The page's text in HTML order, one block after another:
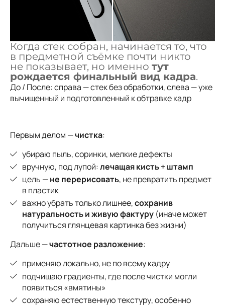
Когда стек собран, начинается то, что
в предметной съёмке почти никто
не показывает, но именно тут
рождается финальный вид кадра.
До / После: справа — стек без обработки, слева — уже
вычищенный и подготовленный к обтравке кадр
Первым делом —чистка:
убираю пыль, соринки, мелкие дефекты
вручную, под лупой:лечащая кисть + штамп
цель —не перерисовать, не превратить предмет
в пластик
важно убрать только лишнее,сохранив
натуральность и живую фактуру (иначе может
получиться глянцевая картинка без жизни)
Дальше —частотное разложение:
применяю локально, не по всему кадру
подчищаю градиенты, где после чистки могли
появиться «вмятины»
сохраняю естественную текстуру, особенно